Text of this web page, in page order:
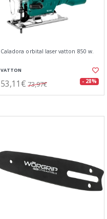
Caladora orbital laser vatton 850 w.
VATTON
53,11€ 73,97€ - 28%